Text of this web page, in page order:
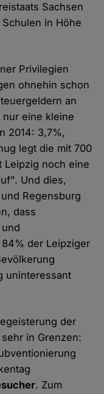
Sachsen
in Höhe
Privilegien
ohnehin schon
an
eine kleine
2014: 3,7%,
legt die mit 700
Leipzig noch eine
Und dies,
Regensburg
dass
der Leipziger
uninteressant
der
in Grenzen:
. Zum